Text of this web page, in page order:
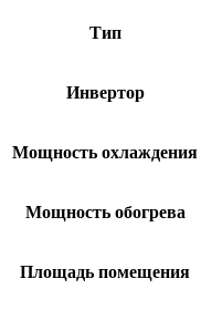
Тип
Инвертор
Мощность охлаждения
Мощность обогрева
Площадь помещения